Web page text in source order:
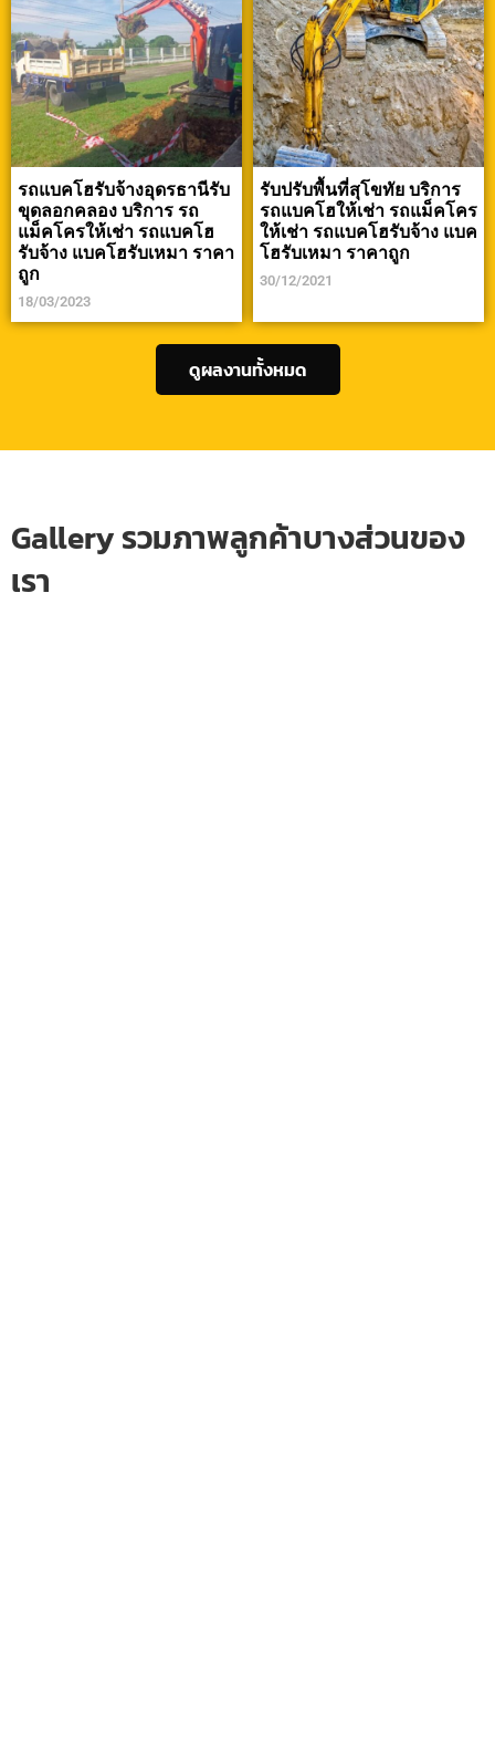
รถแบคโฮรับจ้างอุดรธานีรับ
ขุดลอกคลอง บริการ รถ
แม็คโครให้เช่า รถแบคโฮ
รับจ้าง แบคโฮรับเหมา ราคา
ถูก
18/03/2023
รับปรับพื้นที่สุโขทัย บริการ
รถแบคโฮให้เช่า รถแม็คโคร
ให้เช่า รถแบคโฮรับจ้าง แบค
โฮรับเหมา ราคาถูก
30/12/2021
ดูผลงานทั้งหมด
Gallery รวมภาพลูกค้าบางส่วนของ
เรา